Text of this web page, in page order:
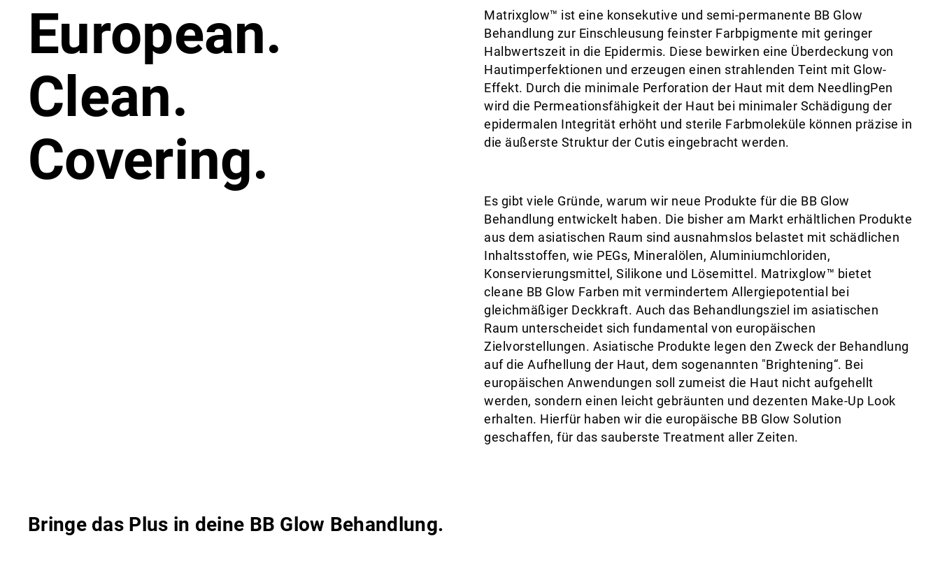
European.
Clean.
Covering.
Matrixglow™ ist eine konsekutive und semi-permanente BB Glow
Behandlung zur Einschleusung feinster Farbpigmente mit geringer
Halbwertszeit in die Epidermis. Diese bewirken eine Überdeckung von
Hautimperfektionen und erzeugen einen strahlenden Teint mit Glow-
Effekt. Durch die minimale Perforation der Haut mit dem NeedlingPen
wird die Permeationsfähigkeit der Haut bei minimaler Schädigung der
epidermalen Integrität erhöht und sterile Farbmoleküle können präzise in
die äußerste Struktur der Cutis eingebracht werden.
Es gibt viele Gründe, warum wir neue Produkte für die BB Glow
Behandlung entwickelt haben. Die bisher am Markt erhältlichen Produkte
aus dem asiatischen Raum sind ausnahmslos belastet mit schädlichen
Inhaltsstoffen, wie PEGs, Mineralölen, Aluminiumchloriden,
Konservierungsmittel, Silikone und Lösemittel. Matrixglow™ bietet
cleane BB Glow Farben mit vermindertem Allergiepotential bei
gleichmäßiger Deckkraft. Auch das Behandlungsziel im asiatischen
Raum unterscheidet sich fundamental von europäischen
Zielvorstellungen. Asiatische Produkte legen den Zweck der Behandlung
auf die Aufhellung der Haut, dem sogenannten "Brightening“. Bei
europäischen Anwendungen soll zumeist die Haut nicht aufgehellt
werden, sondern einen leicht gebräunten und dezenten Make-Up Look
erhalten. Hierfür haben wir die europäische BB Glow Solution
geschaffen, für das sauberste Treatment aller Zeiten.
Bringe das Plus in deine BB Glow Behandlung.